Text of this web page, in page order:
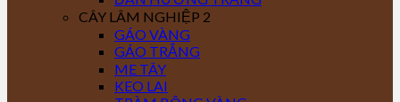
CÂY LÂM NGHIỆP 2
GÁO VÀNG
GÁO TRẮNG
ME TÂY
KEO LAI